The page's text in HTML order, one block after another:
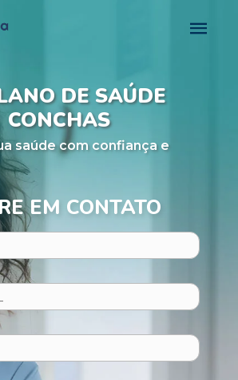
DE SAÚDE
CONCHAS
saúde com confiança e
EM CONTATO